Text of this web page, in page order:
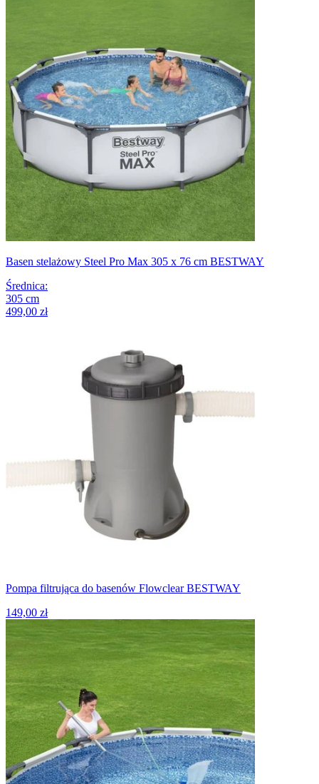
Basen stelażowy Steel Pro Max 305 x 76 cm BESTWAY
Średnica:
305 cm
499,00 zł
Pompa filtrująca do basenów Flowclear BESTWAY
149,00 zł